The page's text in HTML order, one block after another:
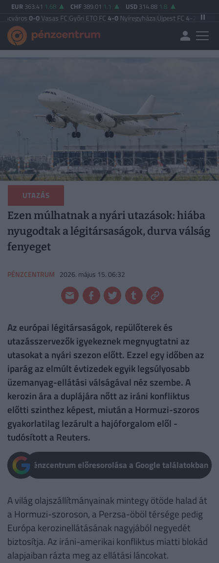
EUR 363.41 1.68 CHF 389.01 1.1 USD 314.88 1.8
0Vasas FC|Győri ETO FC4-0Nyíregyháza|Újpest FC4-2Debreceni VSC
UTAZÁS
Ezen múlhatnak a nyári utazások: hiába
nyugodtak a légitársaságok, durva válság
fenyeget
PÉNZCENTRUM 2026. május 15. 06:32
Az európai légitársaságok, repülőterek és
utazásszervezők igyekeznek megnyugtatni az
utasokat a nyári szezon előtt. Ezzel egy időben az
iparág az elmúlt évtizedek egyik legsúlyosabb
üzemanyag-ellátási válságával néz szembe. A
kerozin ára a duplájára nőtt az iráni konfliktus
előtti szinthez képest, miután a Hormuzi-szoros
gyakorlatilag lezárult a hajóforgalom elől -
tudósított a Reuters.
Pénzcentrum előresorolása a Google találatokban
A világ olajszállítmányainak mintegy ötöde halad át
a Hormuzi-szoroson, a Perzsa-öböl térsége pedig
Európa kerozinellátásának nagyjából negyedét
biztosítja. Az iráni-amerikai konfliktus miatti blokád
alapjaiban rázta meg az ellátási láncokat.